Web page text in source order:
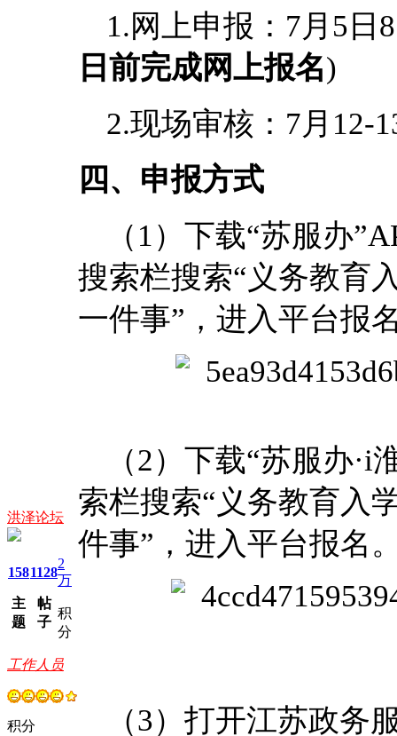
洪泽论坛
158
主
题
1128
帖
子
2
万
积
分
工作人员
积分
1.网上申报：7月5日
日前完成网上报名)
2.现场审核：7月12-
四、申报方式
（1）下载“苏服办
搜索栏搜索“义务教育
一件事”，进入平台报
（2）下载“苏服办
索栏搜索“义务教育入
件事”，进入平台报名
（3）打开江苏政务